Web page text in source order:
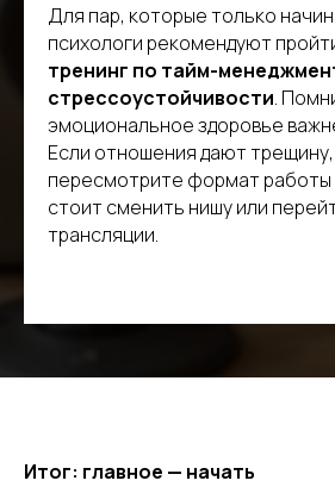
Для пар, которые только
психологи рекомендуют
тренинг по тайм-
стрессоустойчивости.
эмоциональное здоровье
Если отношения дают
пересмотрите формат
стоит сменить нишу или
трансляции.
Итог: главное — начать